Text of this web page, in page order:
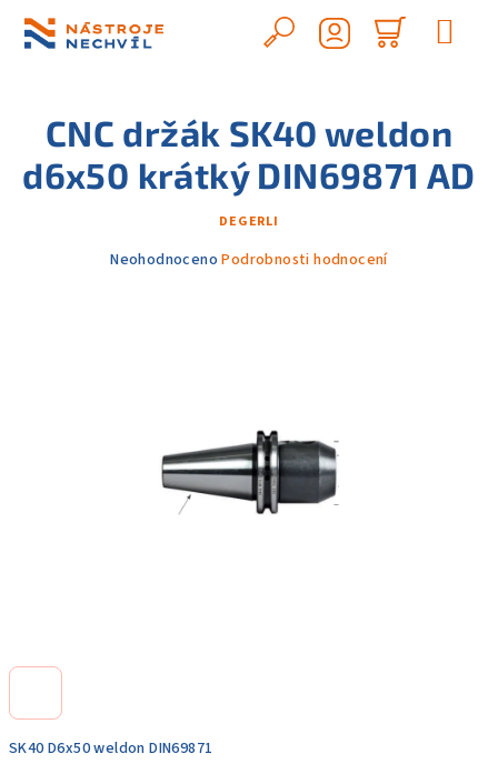
obsah
Hledat
košík
SK40 D6x50 weldon DIN69871
CNC držák SK40 weldon
d6x50 krátký DIN69871 AD
DEGERLI
Průměrné
Neohodnoceno Podrobnosti hodnocení